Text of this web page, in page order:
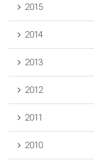
2015
2014
2013
2012
2011
2010